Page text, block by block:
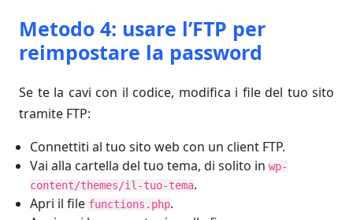
Metodo 4: usare l’FTP per
reimpostare la password
Se te la cavi con il codice, modifica i file del tuo sito
tramite FTP:
Connettiti al tuo sito web con un client FTP.
Vai alla cartella del tuo tema, di solito inwp-
content/themes/il-tuo-tema.
Apri il file functions.php.